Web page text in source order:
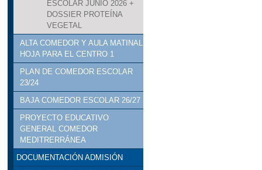
ESCOLAR JUNIO 2026 +
DOSSIER PROTEÍNA
VEGETAL
ALTA COMEDOR Y AULA MATINAL
HOJA PARA EL CENTRO 1
PLAN DE COMEDOR ESCOLAR
23/24
BAJA COMEDOR ESCOLAR 26/27
PROYECTO EDUCATIVO
GENERAL COMEDOR
MEDITRERRÁNEA
DOCUMENTACIÓN ADMISIÓN